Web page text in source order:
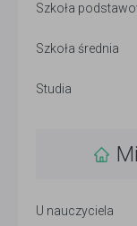
Szkoła
Szkoła średnia
Studia
U nauczyciela